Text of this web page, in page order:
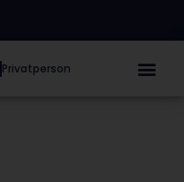
Privatperson